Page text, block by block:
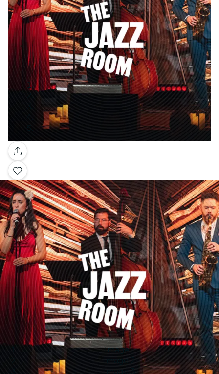
Galerie
Image 1
Image 2